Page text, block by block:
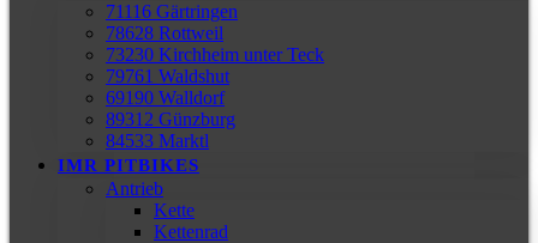
71116 Gärtringen
78628 Rottweil
73230 Kirchheim unter Teck
79761 Waldshut
69190 Walldorf
89312 Günzburg
84533 Marktl
IMR PITBIKES
Antrieb
Kette
Kettenrad